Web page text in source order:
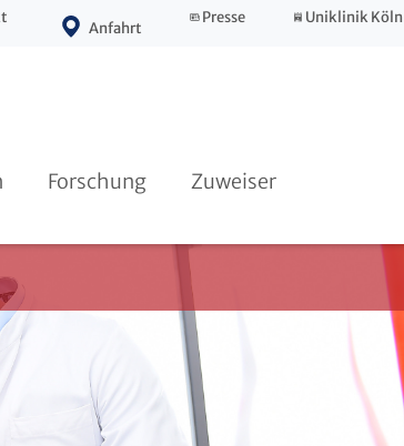
Anfahrt
Presse Uniklinik Köln
Sozialdienst
Forschung Zuweiser